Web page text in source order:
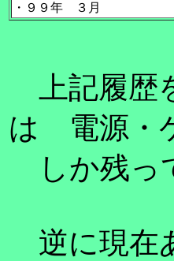
・９９年 ３月
上記履歴
は 電源・
しか残っ
逆に現在